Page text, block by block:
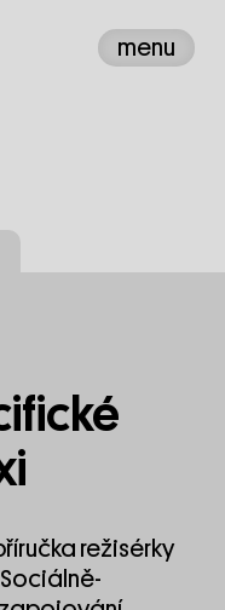
menu
režisérky